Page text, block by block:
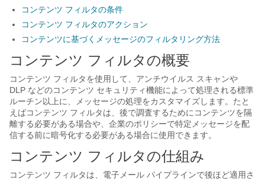
コンテンツ フィルタの条件
コンテンツ フィルタのアクション
コンテンツに基づくメッセージのフィルタリング方法
コンテンツ フィルタの概要
コンテンツ フィルタを使用して、アンチウイルス スキャンや
DLP などのコンテンツ セキュリティ機能によって処理される標準
ルーチン以上に、メッセージの処理をカスタマイズします。たと
えばコンテンツ フィルタは、後で調査するためにコンテンツを隔
離する必要がある場合や、企業のポリシーで特定メッセージを配
信する前に暗号化する必要がある場合に使用できます。
コンテンツ フィルタの仕組み
コンテンツ フィルタは、電子メール パイプラインで後ほど適用さ